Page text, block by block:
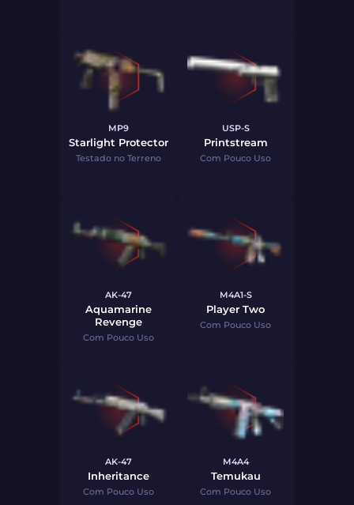
MP9
Starlight Protector
Testado no Terreno
USP-S
Printstream
Com Pouco Uso
AK-47
Aquamarine
Revenge
Com Pouco Uso
M4A1-S
Player Two
Com Pouco Uso
AK-47
Inheritance
Com Pouco Uso
M4A4
Temukau
Com Pouco Uso